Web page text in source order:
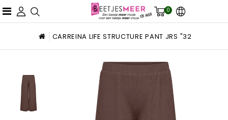
0
CARREINA LIFE STRUCTURE PANT JRS "32